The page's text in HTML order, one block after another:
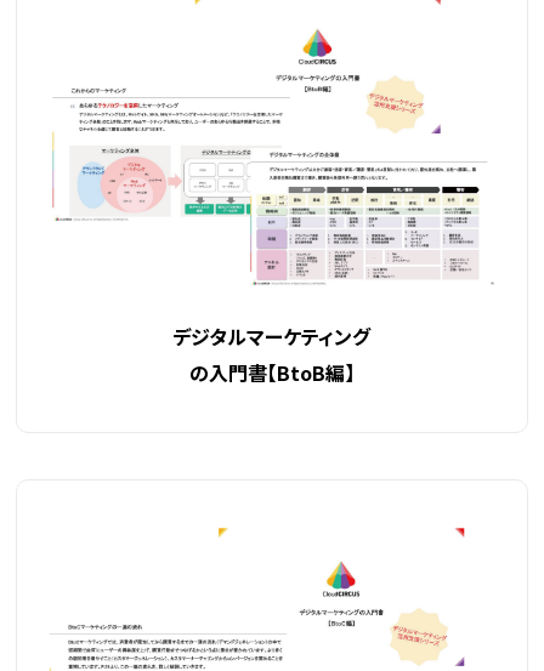
デジタルマーケティング
の入門書【BtoB編】